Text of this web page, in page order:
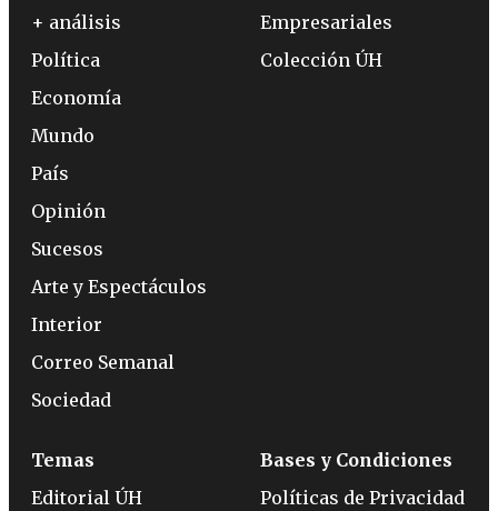
+ análisis
Política
Economía
Mundo
País
Opinión
Sucesos
Arte y Espectáculos
Interior
Correo Semanal
Sociedad
Empresariales
Colección ÚH
Temas
Editorial ÚH
Bases y Condiciones
Políticas de Privacidad